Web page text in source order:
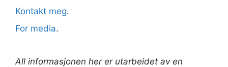
Kontakt meg.
For media.
All informasjonen her er utarbeidet av en